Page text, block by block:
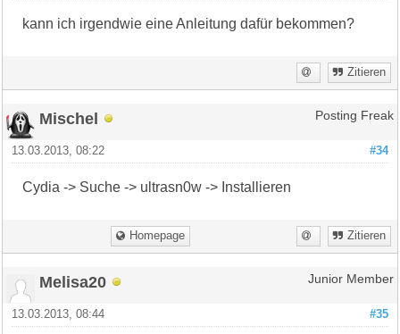
kann ich irgendwie eine Anleitung dafür bekommen?
Zitieren
Mischel Posting Freak
#34
13.03.2013, 08:22
Cydia -> Suche -> ultrasn0w -> Installieren
Homepage Zitieren
Melisa20 Junior Member
#35
13.03.2013, 08:44